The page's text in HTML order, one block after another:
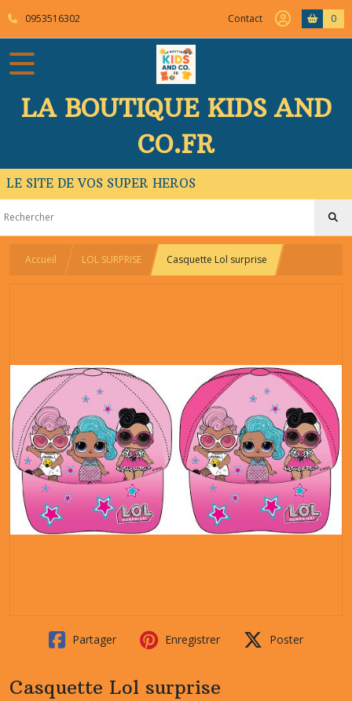
0953516302 Contact 0
LA BOUTIQUE KIDS AND
CO.FR
LE SITE DE VOS SUPER HEROS
Accueil LOL SURPRISE Casquette Lol surprise
Partager Enregistrer Poster
Casquette Lol surprise